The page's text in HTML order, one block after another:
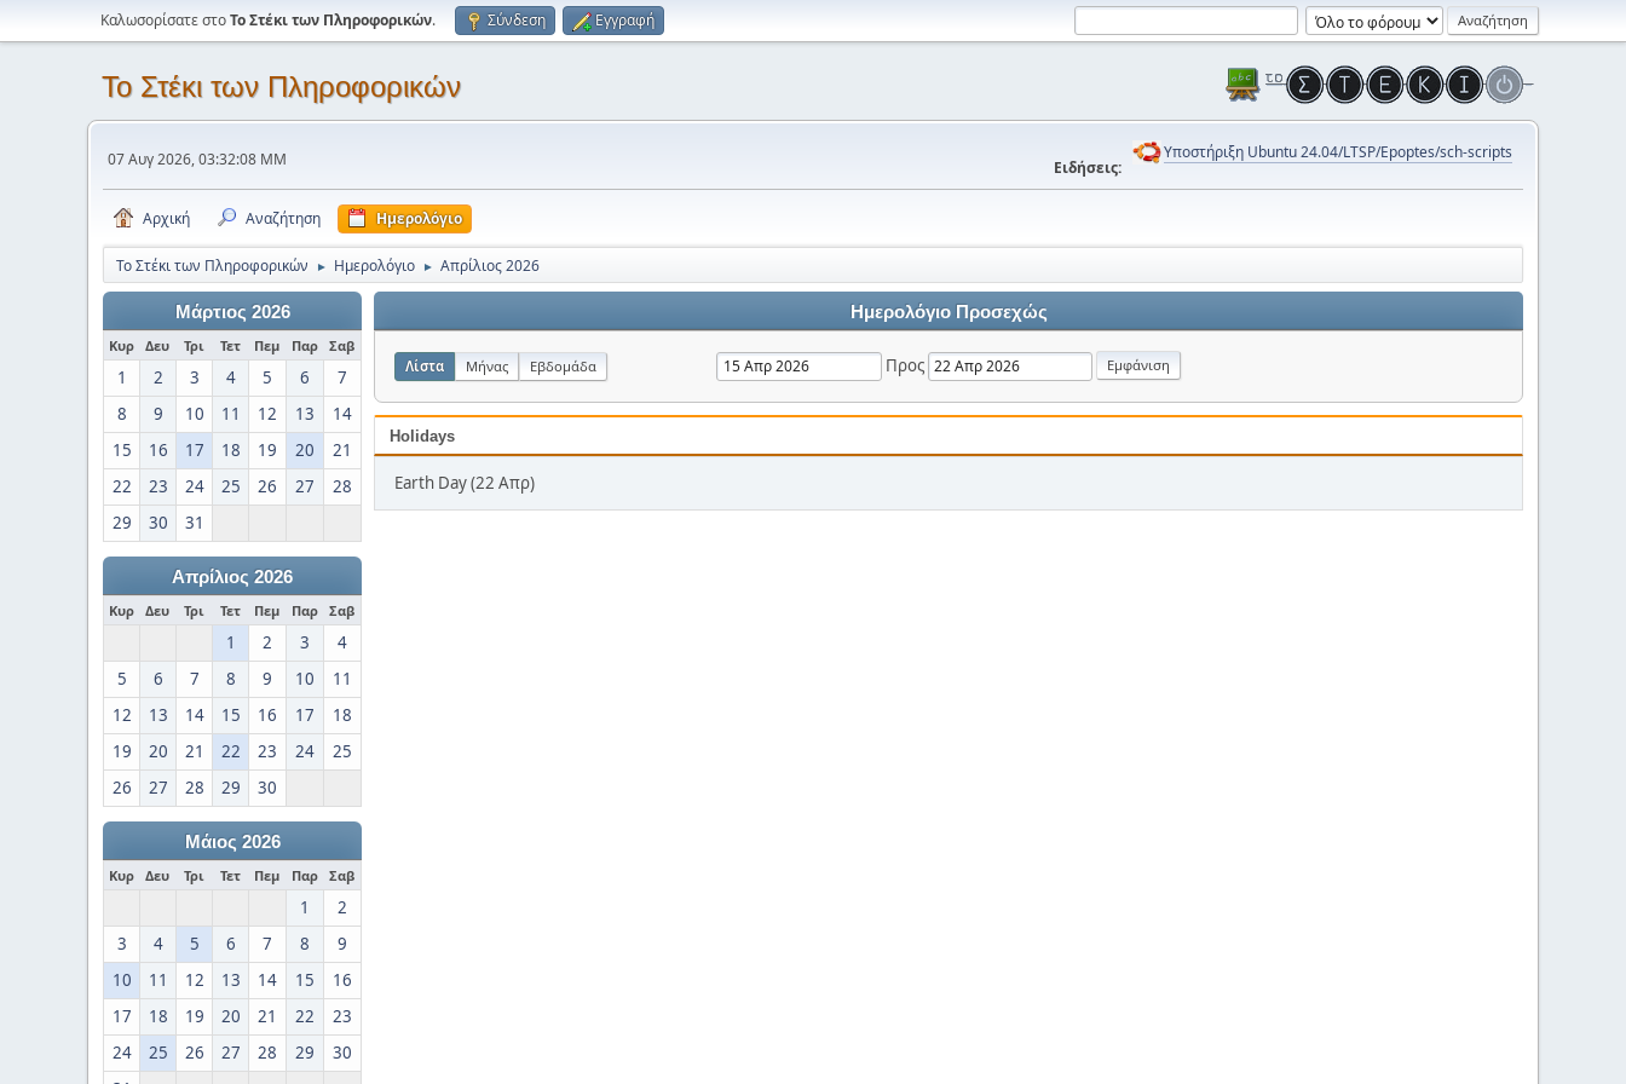
Καλωσορίσατε στοΤο Στέκι των Πληροφορικών. Σύνδεση Εγγραφή
Το Στέκι των Πληροφορικών
07 Αυγ 2026, 03:32:08 ΜΜ Ειδήσεις:
Υποστήριξη Ubuntu 24.04/LTSP/Epoptes/sch-scripts
Αρχική Αναζήτηση Ημερολόγιο
Το Στέκι των Πληροφορικών ► Ημερολόγιο ► Απρίλιος 2026
Μάρτιος 2026
Κυρ Δευ Τρι Τετ Πεμ Παρ Σαβ
1 2 3 4 5 6
7
8
9 10 11 12 13
14
15
16 17 18 19 20
21
22
23 24 25 26 27
28
29
30 31
Απρίλιος 2026
Κυρ Δευ Τρι Τετ Πεμ Παρ Σαβ
1 2 3
4
5
6 7 8 9 10
11
12
13 14 15 16 17
18
19
20 21 22 23 24
25
26
27 28 29 30
Μάιος 2026
Κυρ Δευ Τρι Τετ Πεμ Παρ Σαβ
1
2
3
4 5 6 7 8
9
10
11 12 13 14 15
16
17
18 19 20 21 22
23
24
25 26 27 28 29
30
Ημερολόγιο Προσεχώς
Λίστα Μήνας Εβδομάδα Προς
Holidays
Earth Day (22 Απρ)